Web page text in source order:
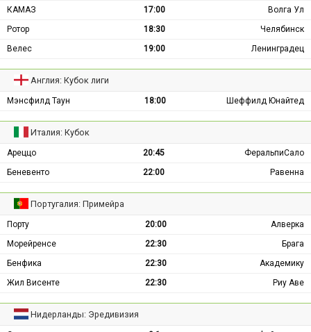
КАМАЗ
17:00
Волга Ул
Ротор
18:30
Челябинск
Велес
19:00 Ленинградец
Англия: Кубок лиги
Мэнсфилд Таун 18:00 Шеффилд Юнайтед
Италия: Кубок
Ареццо 20:45
ФеральпиСало
Беневенто
22:00 Равенна
Португалия: Примейра
Порту 20:00
Алверка
Морейренсе
22:30
Брага
Бенфика
22:30
Академику
Жил Висенте
22:30 Риу Аве
Нидерланды: Эредивизия